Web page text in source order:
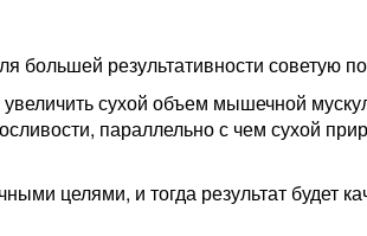
большей результативности советую
сухой объем мышечной
параллельно с чем сухой
целями, и тогда результат будет